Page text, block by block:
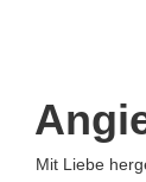
Mit Liebe